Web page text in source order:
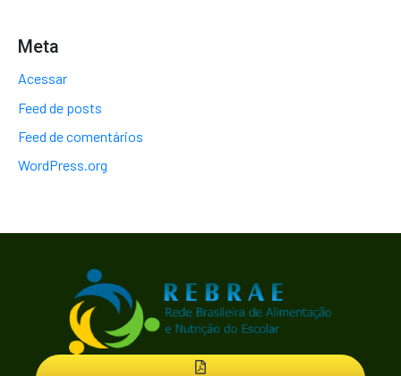
Meta
Acessar
Feed de posts
Feed de comentários
WordPress.org